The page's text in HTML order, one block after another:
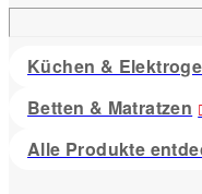
Küchen &
Betten & Matratzen
Alle Produkte